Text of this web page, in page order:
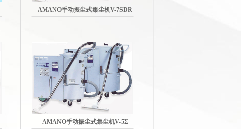
AMANO手动振尘式集尘机V-7SDR
AMANO手动振尘式集尘机V-5Σ